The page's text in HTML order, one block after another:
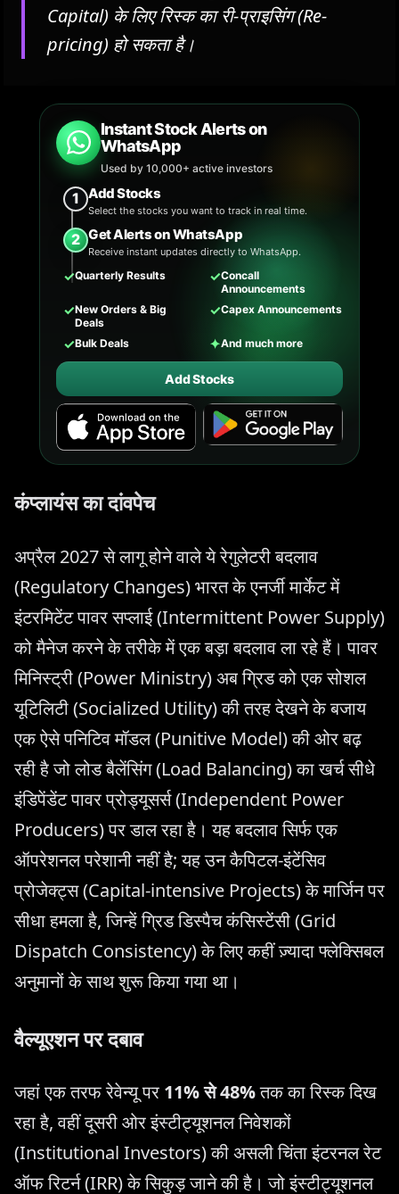
Capital) के लिए रिस्क का री-प्राइसिंग (Re-
pricing) हो सकता है।
Instant Stock Alerts on
WhatsApp
Used by 10,000+ active investors
1 Add Stocks
Select the stocks you want to track in real time.
2 Get Alerts on WhatsApp
Receive instant updates directly to WhatsApp.
✓Quarterly Results ✓Concall
Announcements
✓New Orders & Big
Deals
✓Capex Announcements
✓Bulk Deals ✦And much more
Add Stocks
कंप्लायंस का दांवपेच
अप्रैल 2027 से लागू होने वाले ये रेगुलेटरी बदलाव
(Regulatory Changes) भारत के एनर्जी मार्केट में
इंटरमिटेंट पावर सप्लाई (Intermittent Power Supply)
को मैनेज करने के तरीके में एक बड़ा बदलाव ला रहे हैं। पावर
मिनिस्ट्री (Power Ministry) अब ग्रिड को एक सोशल
यूटिलिटी (Socialized Utility) की तरह देखने के बजाय
एक ऐसे पनिटिव मॉडल (Punitive Model) की ओर बढ़
रही है जो लोड बैलेंसिंग (Load Balancing) का खर्च सीधे
इंडिपेंडेंट पावर प्रोड्यूसर्स (Independent Power
Producers) पर डाल रहा है। यह बदलाव सिर्फ एक
ऑपरेशनल परेशानी नहीं है; यह उन कैपिटल-इंटेंसिव
प्रोजेक्ट्स (Capital-intensive Projects) के मार्जिन पर
सीधा हमला है, जिन्हें ग्रिड डिस्पैच कंसिस्टेंसी (Grid
Dispatch Consistency) के लिए कहीं ज़्यादा फ्लेक्सिबल
अनुमानों के साथ शुरू किया गया था।
वैल्यूएशन पर दबाव
जहां एक तरफ रेवेन्यू पर 11% से 48%तक का रिस्क दिख
रहा है, वहीं दूसरी ओर इंस्टीट्यूशनल निवेशकों
(Institutional Investors) की असली चिंता इंटरनल रेट
ऑफ रिटर्न (IRR) के सिकुड़ जाने की है। जो इंस्टीट्यूशनल